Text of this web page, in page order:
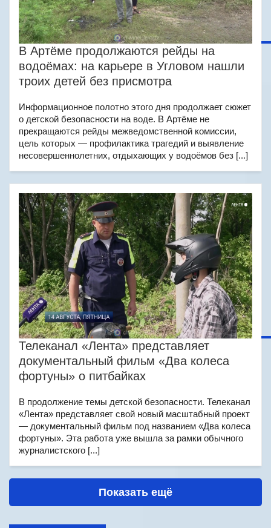
В Артёме продолжаются рейды на
водоёмах: на карьере в Угловом нашли
троих детей без присмотра
Информационное полотно этого дня продолжает сюжет
о детской безопасности на воде. В Артёме не
прекращаются рейды межведомственной комиссии,
цель которых — профилактика трагедий и выявление
несовершеннолетних, отдыхающих у водоёмов без [...]
Телеканал «Лента» представляет
документальный фильм «Два колеса
фортуны» о питбайках
В продолжение темы детской безопасности. Телеканал
«Лента» представляет свой новый масштабный проект
— документальный фильм под названием «Два колеса
фортуны». Эта работа уже вышла за рамки обычного
журналистского [...]
Показать ещё